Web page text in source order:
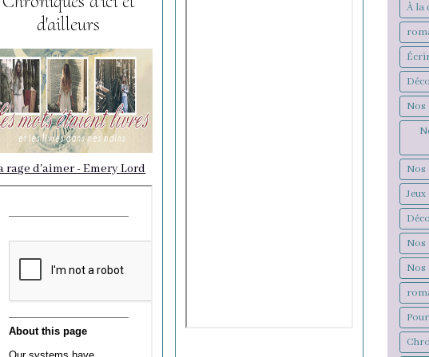
d'ailleurs
rage d'aimer - Emery Lord
À la
Nos
Nos
Nos
Nos